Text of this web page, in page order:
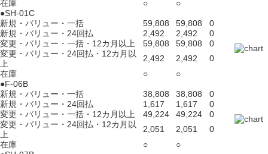
在庫
○
○
●SH-01C
新規・バリュー・一括
59,808 59,808
0
新規・バリュー・24回払
2,492 2,492
0
変更・バリュー・一括・12カ月以上
59,808 59,808
0
変更・バリュー・24回払・12カ月以
上
2,492 2,492
0
在庫
○
○
●F-06B
新規・バリュー・一括
38,808 38,808
0
新規・バリュー・24回払
1,617 1,617
0
変更・バリュー・一括・12カ月以上
49,224 49,224
0
変更・バリュー・24回払・12カ月以
上
2,051 2,051
0
在庫
○
○